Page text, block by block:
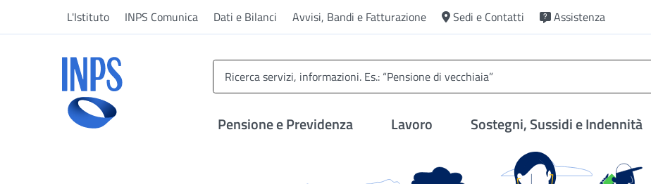
L'Istituto INPS Comunica Dati e Bilanci Avvisi, Bandi e Fatturazione Sedi e Contatti Assistenza
Pensione e Previdenza Lavoro Sostegni, Sussidi e Indennità